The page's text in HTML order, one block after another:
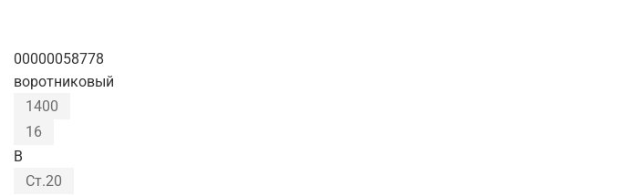
00000058778
воротниковый
1400
16
B
Ст.20